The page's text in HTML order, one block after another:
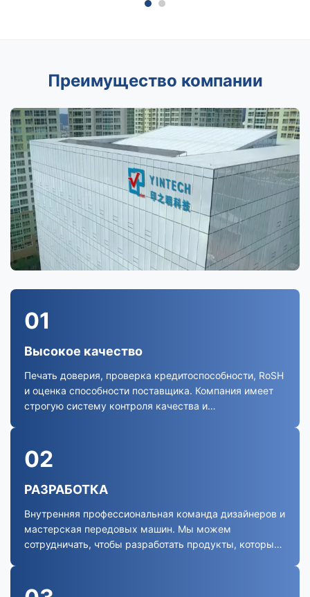
Преимущество компании
01
Высокое качество
Печать доверия, проверка кредитоспособности, RoSH
и оценка способности поставщика. Компания имеет
строгую систему контроля качества и
02
РАЗРАБОТКА
Внутренняя профессиональная команда дизайнеров и
мастерская передовых машин. Мы можем
сотрудничать, чтобы разработать продукты, которые